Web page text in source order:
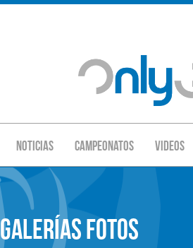
Noticias Campeonatos Videos
Galerías Fotos